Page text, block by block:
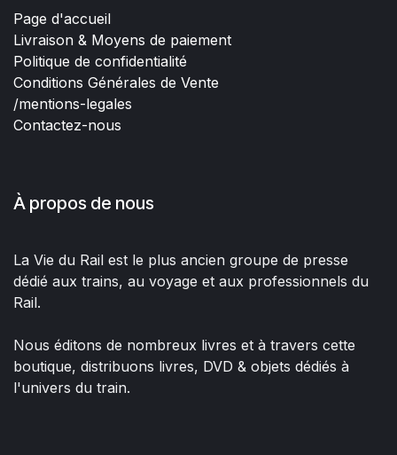
Page d'accueil
Livraison & Moyens de paiement
Politique de confidentialité
Conditions Générales de Vente
/mentions-legales
Contactez-nous
À propos de nous
La Vie du Rail est le plus ancien groupe de presse
dédié aux trains, au voyage et aux professionnels du
Rail.
Nous éditons de nombreux livres et à travers cette
boutique, distribuons livres, DVD & objets dédiés à
l'univers du train.